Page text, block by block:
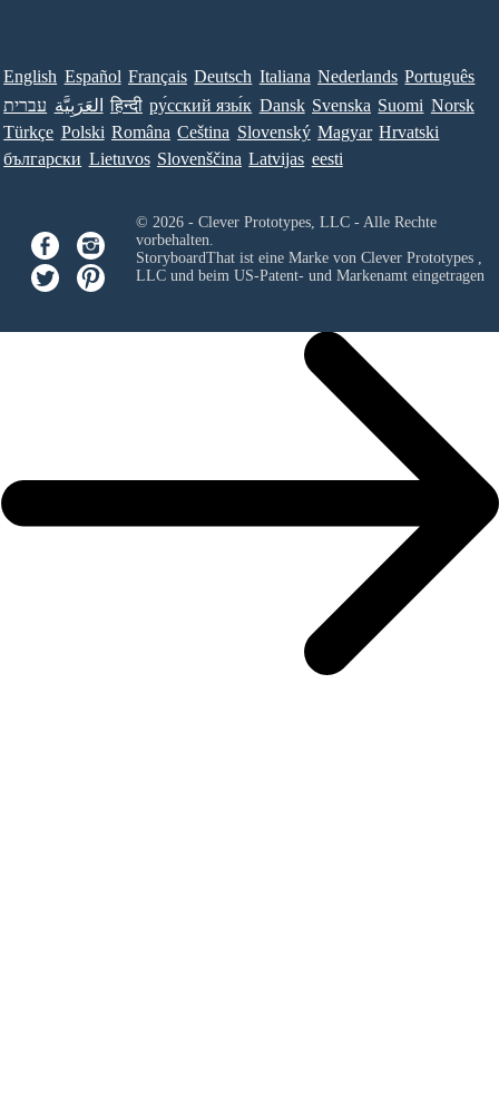
English Español Français Deutsch Italiana Nederlands Português
עברית العَرَبِيَّة हिन्दी ру́сский язы́к Dansk Svenska Suomi Norsk
Türkçe Polski Româna Ceština Slovenský Magyar Hrvatski
български Lietuvos Slovenščina Latvijas eesti
© 2026 - Clever Prototypes, LLC - Alle Rechte
vorbehalten.
StoryboardThat ist eine Marke von Clever Prototypes ,
LLCund beim US-Patent- und Markenamt eingetragen